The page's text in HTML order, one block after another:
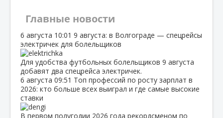
Главные новости
6 августа 10:01 9 августа: в Волгограде — спецрейсы
электричек для болельщиков
Для удобства футбольных болельщиков 9 августа
добавят два спецрейса электричек.
6 августа 09:51 Топ профессий по росту зарплат в
2026: кто больше всех выиграл и где самые высокие
ставки
В первом полугодии 2026 года рекордсменом по